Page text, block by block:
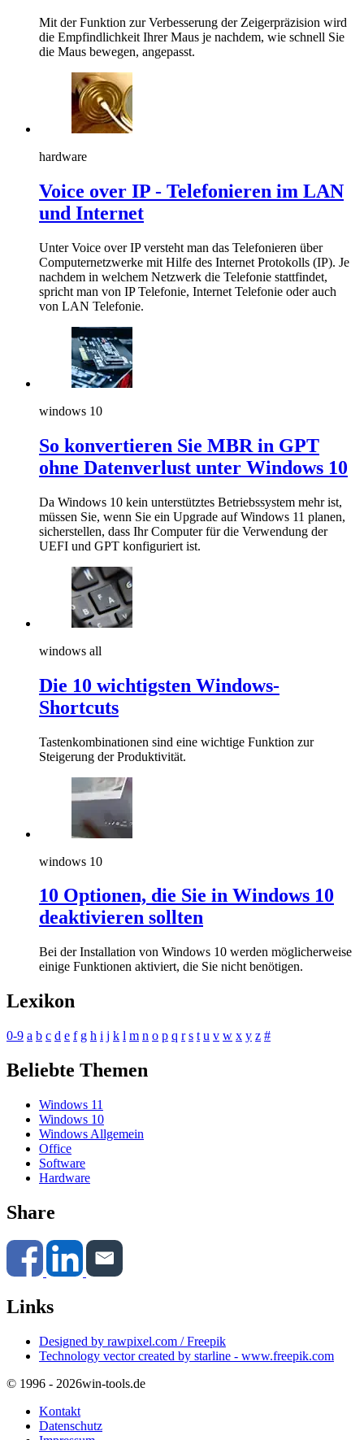
Mit der Funktion zur Verbesserung der Zeigerpräzision wird
die Empfindlichkeit Ihrer Maus je nachdem, wie schnell Sie
die Maus bewegen, angepasst.
hardware
Voice over IP - Telefonieren im LAN
und Internet
Unter Voice over IP versteht man das Telefonieren über
Computernetzwerke mit Hilfe des Internet Protokolls (IP). Je
nachdem in welchem Netzwerk die Telefonie stattfindet,
spricht man von IP Telefonie, Internet Telefonie oder auch
von LAN Telefonie.
windows 10
So konvertieren Sie MBR in GPT
ohne Datenverlust unter Windows 10
Da Windows 10 kein unterstütztes Betriebssystem mehr ist,
müssen Sie, wenn Sie ein Upgrade auf Windows 11 planen,
sicherstellen, dass Ihr Computer für die Verwendung der
UEFI und GPT konfiguriert ist.
windows all
Die 10 wichtigsten Windows-
Shortcuts
Tastenkombinationen sind eine wichtige Funktion zur
Steigerung der Produktivität.
windows 10
10 Optionen, die Sie in Windows 10
deaktivieren sollten
Bei der Installation von Windows 10 werden möglicherweise
einige Funktionen aktiviert, die Sie nicht benötigen.
Lexikon
0-9 a b c d e f g h i j k l m n o p q r s t u v w x y z #
Beliebte Themen
Windows 11
Windows 10
Windows Allgemein
Office
Software
Hardware
Share
Links
Designed by rawpixel.com / Freepik
Technology vector created by starline - www.freepik.com
© 1996 - 2026win-tools.de
Kontakt
Datenschutz